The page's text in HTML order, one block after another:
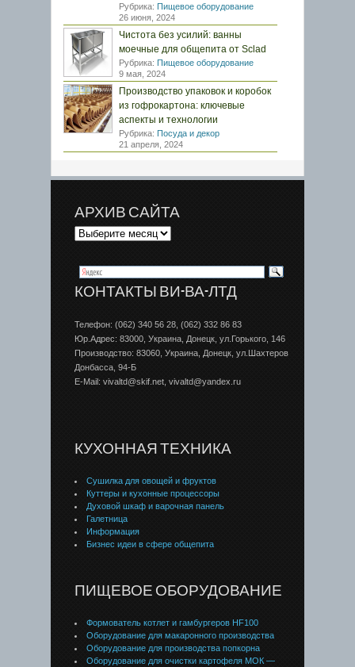
Рубрика: Пищевое оборудование
26 июня, 2024
Чистота без усилий: ванны
моечные для общепита от Sclad
Рубрика: Пищевое оборудование
9 мая, 2024
Производство упаковок и коробок
из гофрокартона: ключевые
аспекты и технологии
Рубрика: Посуда и декор
21 апреля, 2024
АРХИВ САЙТА
КОНТАКТЫ ВИ-ВА-ЛТД
Телефон: (062) 340 56 28, (062) 332 86 83
Юр.Адрес: 83000, Украина, Донецк, ул.Горького, 146
Производство: 83060, Украина, Донецк, ул.Шахтеров
Донбаcса, 94-Б
E-Mail: vivaltd@skif.net, vivaltd@yandex.ru
КУХОННАЯ ТЕХНИКА
Сушилка для овощей и фруктов
Куттеры и кухонные процессоры
Духовой шкаф и варочная панель
Галетница
Информация
Бизнес идеи в сфере общепита
ПИЩЕВОЕ ОБОРУДОВАНИЕ
Формователь котлет и гамбургеров HF100
Оборудование для макаронного производства
Оборудование для производства попкорна
Оборудование для очистки картофеля МОК —